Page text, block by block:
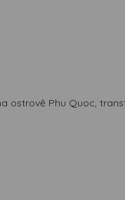
ostrově Phu Quoc,